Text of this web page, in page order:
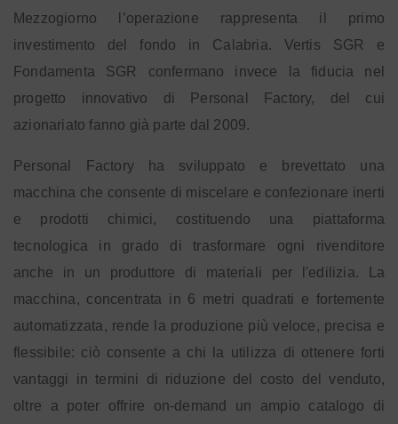
Mezzogiorno l’operazione rappresenta il primo
investimento del fondo in Calabria. Vertis SGR e
Fondamenta SGR confermano invece la fiducia nel
progetto innovativo di Personal Factory, del cui
azionariato fanno già parte dal 2009.
Personal Factory ha sviluppato e brevettato una
macchina che consente di miscelare e confezionare inerti
e prodotti chimici, costituendo una piattaforma
tecnologica in grado di trasformare ogni rivenditore
anche in un produttore di materiali per l'edilizia. La
macchina, concentrata in 6 metri quadrati e fortemente
automatizzata, rende la produzione più veloce, precisa e
flessibile: ciò consente a chi la utilizza di ottenere forti
vantaggi in termini di riduzione del costo del venduto,
oltre a poter offrire on-demand un ampio catalogo di